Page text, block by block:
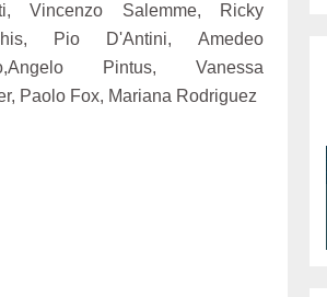
Vincenzo Salemme, Ricky
Pio D'Antini, Amedeo
Pintus, Vanessa
Paolo Fox, Mariana Rodriguez